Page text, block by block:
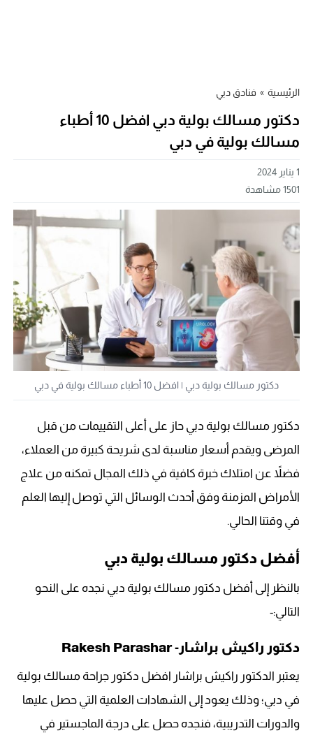
الرئيسية » فنادق دبي
دكتور مسالك بولية دبي افضل 10 أطباء
مسالك بولية في دبي
1 يناير 2024
1501مشاهدة
دكتور مسالك بولية دبي | افضل 10 أطباء مسالك بولية في دبي
دكتور مسالك بولية دبي حاز على أعلى التقييمات من قبل
المرضى ويقدم أسعار مناسبة لدى شريحة كبيرة من العملاء،
فضلاً عن امتلاك خبرة كافية في ذلك المجال تمكنه من علاج
الأمراض المزمنة وفق أحدث الوسائل التي توصل إليها العلم
في وقتنا الحالي.
أفضل دكتور مسالك بولية دبي
بالنظر إلى أفضل دكتور مسالك بولية دبي نجده على النحو
التالي:-
دكتور راكيش براشار- Rakesh Parashar
يعتبر الدكتور راكيش براشار افضل دكتور جراحة مسالك بولية
في دبي؛ وذلك يعود إلى الشهادات العلمية التي حصل عليها
والدورات التدريبية، فنجده حصل على درجة الماجستير في